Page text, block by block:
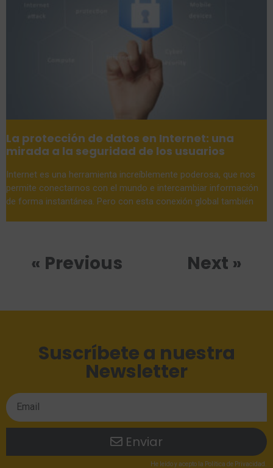
La protección de datos en Internet: una
mirada a la seguridad de los usuarios
Internet es una herramienta increíblemente poderosa, que nos
permite conectarnos con el mundo e intercambiar información
de forma instantánea. Pero con esta conexión global también
« Previous Next »
Suscríbete a nuestra
Newsletter
Enviar
He leídoy acepto la Política de Privacidad